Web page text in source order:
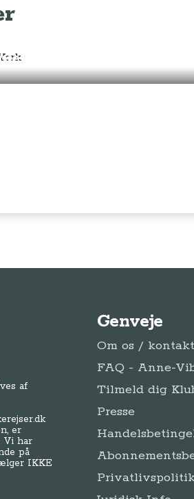
i York
af
er
Vi har
på
IKKE
Genveje
Om os / kontakt
FAQ - Anne-
Tilmeld dig
Presse